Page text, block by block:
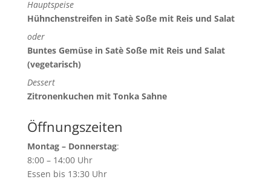
Hauptspeise
Hühnchenstreifen in Satè Soße mit Reis und Salat
oder
Buntes Gemüse in Satè Soße mit Reis und Salat
(vegetarisch)
Dessert
Zitronenkuchen mit Tonka Sahne
Öffnungszeiten
Montag – Donnerstag:
8:00 – 14:00 Uhr
Essen bis 13:30 Uhr